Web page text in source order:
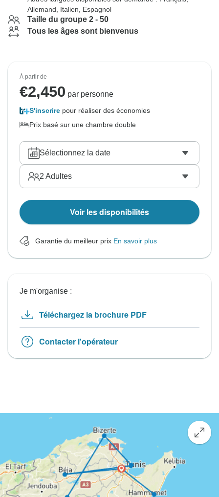
Allemand, Italien, Espagnol
Taille du groupe 2 - 50
Tous les âges sont bienvenus
À partir de
€2,450 par personne
S'inscrire pour réaliser des économies
Prix basé sur une chambre double
Sélectionnez la date
2 Adultes
Voir les disponibilités
Garantie du meilleur prix En savoir plus
Je m'organise :
Téléchargez la brochure PDF
Contacter l'opérateur